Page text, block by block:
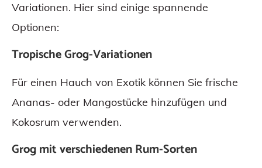
Variationen. Hier sind einige spannende
Optionen:
Tropische Grog-Variationen
Für einen Hauch von Exotik können Sie frische
Ananas- oder Mangostücke hinzufügen und
Kokosrum verwenden.
Grog mit verschiedenen Rum-Sorten